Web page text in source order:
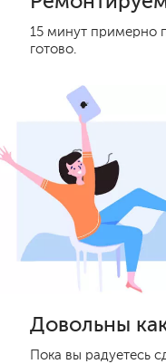
15 минут примерно
готово.
Довольны
Пока вы радуетесь